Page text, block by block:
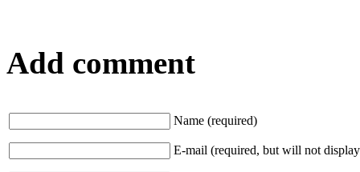
Add comment
Name (required)
E-mail (required, but will not